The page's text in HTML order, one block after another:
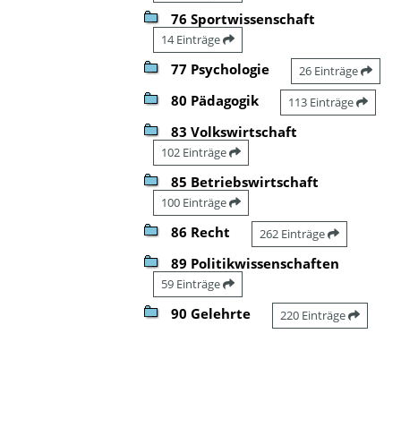
76 Sportwissenschaft
14 Einträge
77 Psychologie 26 Einträge
80 Pädagogik 113 Einträge
83 Volkswirtschaft
102 Einträge
85 Betriebswirtschaft
100 Einträge
86 Recht 262 Einträge
89 Politikwissenschaften
59 Einträge
90 Gelehrte 220 Einträge